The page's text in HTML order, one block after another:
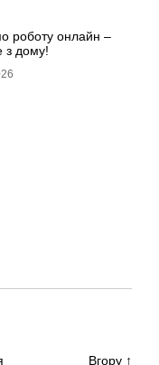
роботу онлайн –
з дому!
Вгору ↑